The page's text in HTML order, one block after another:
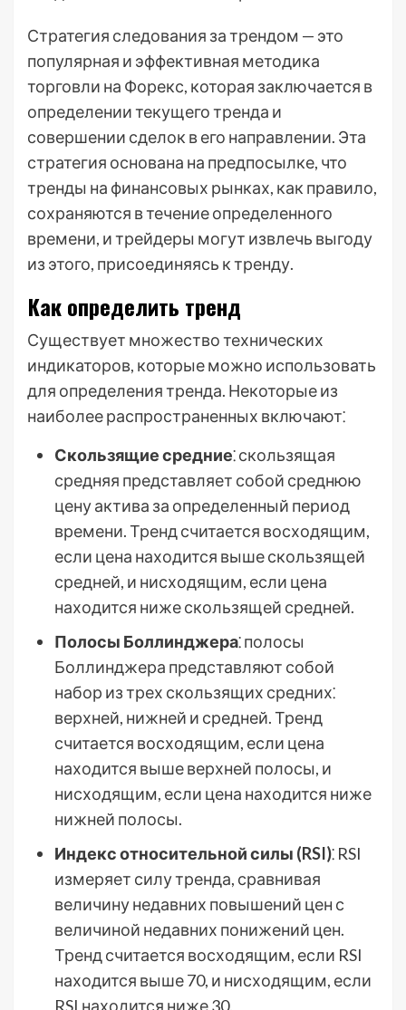
Стратегия следования за трендом — это
популярная и эффективная методика
торговли на Форекс, которая заключается в
определении текущего тренда и
совершении сделок в его направлении. Эта
стратегия основана на предпосылке, что
тренды на финансовых рынках, как правило,
сохраняются в течение определенного
времени, и трейдеры могут извлечь выгоду
из этого, присоединяясь к тренду.
Как определить тренд
Существует множество технических
индикаторов, которые можно использовать
для определения тренда. Некоторые из
наиболее распространенных включают⁚
Скользящие средние⁚ скользящая
средняя представляет собой среднюю
цену актива за определенный период
времени. Тренд считается восходящим,
если цена находится выше скользящей
средней, и нисходящим, если цена
находится ниже скользящей средней.
Полосы Боллинджера⁚ полосы
Боллинджера представляют собой
набор из трех скользящих средних⁚
верхней, нижней и средней. Тренд
считается восходящим, если цена
находится выше верхней полосы, и
нисходящим, если цена находится ниже
нижней полосы.
Индекс относительной силы (RSI)⁚ RSI
измеряет силу тренда, сравнивая
величину недавних повышений цен с
величиной недавних понижений цен.
Тренд считается восходящим, если RSI
находится выше 70, и нисходящим, если
RSI находится ниже 30.